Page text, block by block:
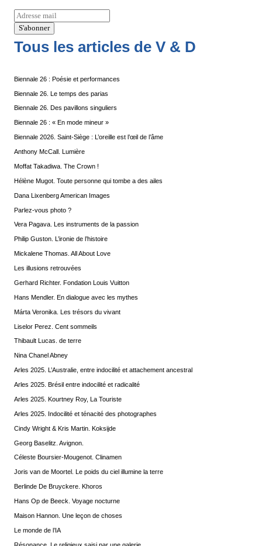
Tous les articles de V & D
Biennale 26 : Poésie et performances
Biennale 26. Le temps des parias
Biennale 26. Des pavillons singuliers
Biennale 26 : « En mode mineur »
Biennale 2026. Saint-Siège : L’oreille est l’œil de l’âme
Anthony McCall. Lumière
Moffat Takadiwa. The Crown !
Hélène Mugot. Toute personne qui tombe a des ailes
Dana Lixenberg American Images
Parlez-vous photo ?
Vera Pagava. Les instruments de la passion
Philip Guston. L’ironie de l’histoire
Mickalene Thomas. All About Love
Les illusions retrouvées
Gerhard Richter. Fondation Louis Vuitton
Hans Mendler. En dialogue avec les mythes
Márta Veronika. Les trésors du vivant
Liselor Perez. Cent sommeils
Thibault Lucas. de terre
Nina Chanel Abney
Arles 2025. L’Australie, entre indocilité et attachement ancestral
Arles 2025. Brésil entre indocilité et radicalité
Arles 2025. Kourtney Roy, La Touriste
Arles 2025. Indocilité et ténacité des photographes
Cindy Wright & Kris Martin. Koksijde
Georg Baselitz. Avignon.
Céleste Boursier-Mougenot. Clinamen
Joris van de Moortel. Le poids du ciel illumine la terre
Berlinde De Bruyckere. Khoros
Hans Op de Beeck. Voyage nocturne
Maison Hannon. Une leçon de choses
Le monde de l’IA